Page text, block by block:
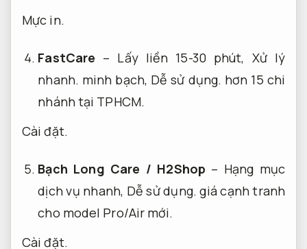
Mực in.
FastCare – Lấy liền 15-30 phút, Xử lý
nhanh. minh bạch, Dễ sử dụng. hơn 15 chi
nhánh tại TPHCM.
Cài đặt.
Bạch Long Care / H2Shop – Hạng mục
dịch vụ nhanh, Dễ sử dụng. giá cạnh tranh
cho model Pro/Air mới.
Cài đặt.